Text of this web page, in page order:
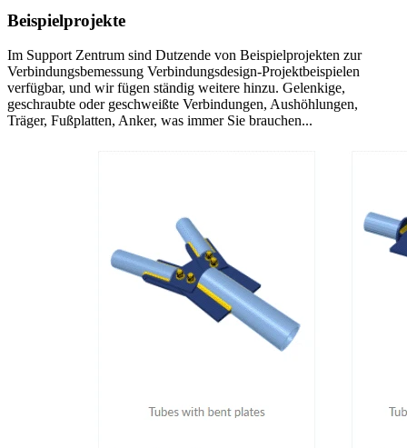
Beispielprojekte
Im Support Zentrum sind Dutzende von Beispielprojekten zur
Verbindungsbemessung Verbindungsdesign-Projektbeispielen
verfügbar, und wir fügen ständig weitere hinzu. Gelenkige,
geschraubte oder geschweißte Verbindungen, Aushöhlungen,
Träger, Fußplatten, Anker, was immer Sie brauchen...